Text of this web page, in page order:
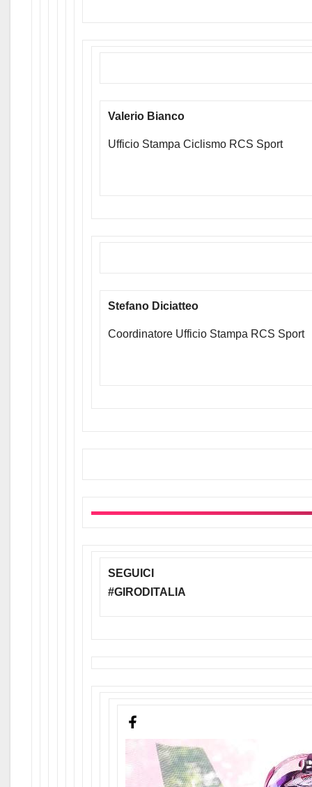
Valerio Bianco
Ufficio Stampa Ciclismo RCS Sport
Stefano Diciatteo
Coordinatore Ufficio Stampa RCS Sport
SEGUICI
#GIRODITALIA